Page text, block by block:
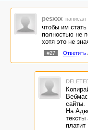
слово
pesxxx написал
чтобы им
полностью не
хотя это не
#27 Ответить
сайты.
На
тексты
платит